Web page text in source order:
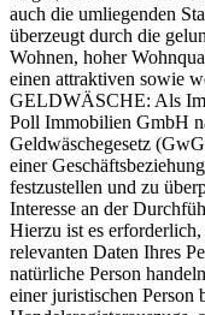
auch die umliegenden
überzeugt durch die
Wohnen, hoher
einen attraktiven sowie
GELDWÄSCHE: Als
Poll Immobilien GmbH
Geldwäschegesetz
einer
festzustellen und zu
Interesse an der
Hierzu ist es
relevanten Daten Ihres
natürliche Person
einer juristischen Person